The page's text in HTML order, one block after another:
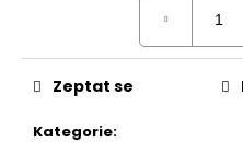
Kategorie:
Zeptat se